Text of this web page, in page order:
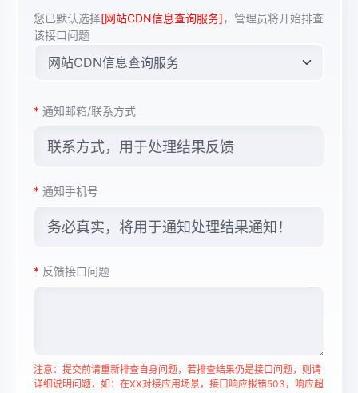
您已默认选择[网站CDN信息查询服务]，管理员将开始排查
该接口问题
* 通知邮箱/联系方式
* 通知手机号
* 反馈接口问题
注意：提交前请重新排查自身问题，若排查结果仍是接口问题，则请
详细说明问题，如：在XX对接应用场景，接口响应报错503，响应超